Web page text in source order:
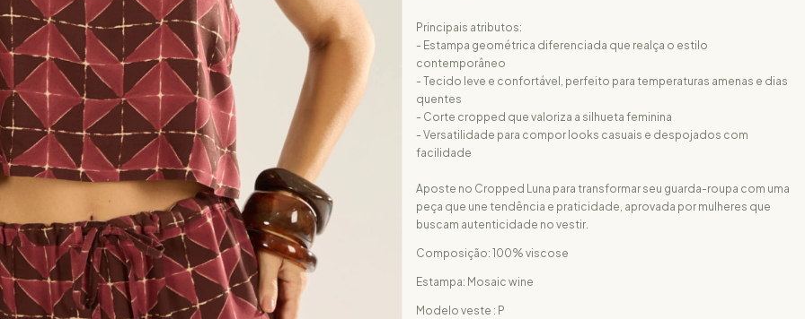
Principais atributos:
- Estampa geométrica diferenciada que realça o estilo
contemporâneo
- Tecido leve e confortável, perfeito para temperaturas amenas e dias
quentes
- Corte cropped que valoriza a silhueta feminina
- Versatilidade para compor looks casuais e despojados com
facilidade
Aposte no Cropped Luna para transformar seu guarda-roupa com uma
peça que une tendência e praticidade, aprovada por mulheres que
buscam autenticidade no vestir.
Composição: 100% viscose
Estampa: Mosaic wine
Modelo veste : P